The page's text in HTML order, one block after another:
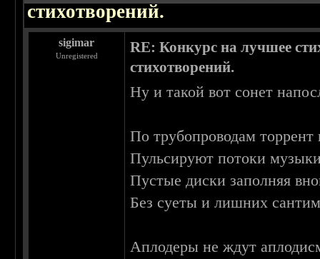
стихотворений.
sigimar
Unregistered
RE: Конкурс на лучшее
стихотворений.
Ну и такой вот сонет
По трубопроводам торрент
Пульсируют потоки
Пустые диски заполняя
Без суеты и лишних
Аплодеры не ждут